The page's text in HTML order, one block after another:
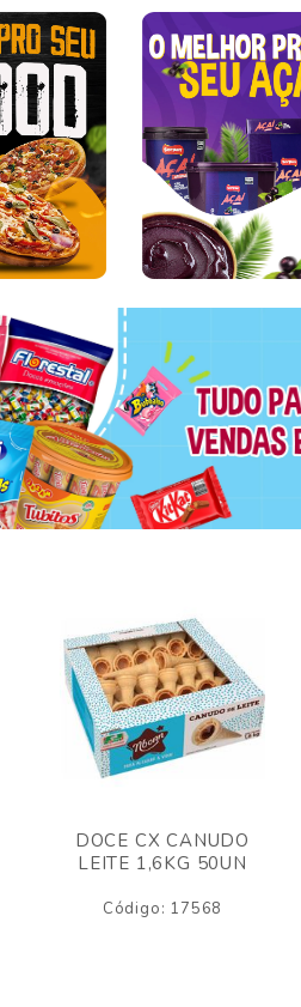
DOCE CX CANUDO
LEITE 1,6KG 50UN
Código: 17568